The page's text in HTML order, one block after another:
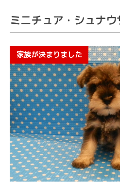
ミニチュア・シュナ